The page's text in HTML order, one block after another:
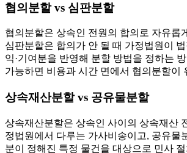
협의분할 vs 심판분할
협의분할은 상속인 전원의 합의로 자유롭
심판분할은 합의가 안 될 때 가정법원이
익·기여분을 반영해 분할 방법을 정하는
가능하면 비용과 시간 면에서 협의분할이
상속재산분할 vs 공유물분할
상속재산분할은 상속인 사이의 상속재산
정법원에서 다루는 가사비송이고, 공유물
분이 정해진 특정 물건을 대상으로 민사